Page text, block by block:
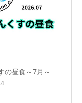
の昼食～7月～